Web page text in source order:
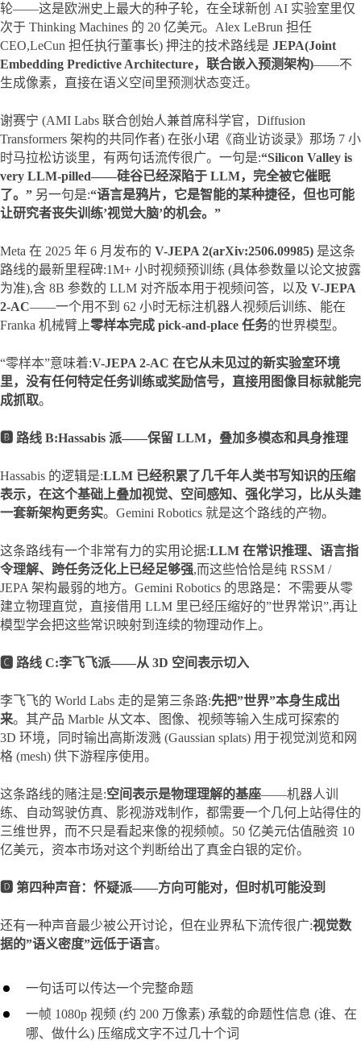
轮——这是欧洲史上最大的种子轮，在全球新创 AI 实验室里仅
次于 Thinking Machines 的 20 亿美元。Alex LeBrun 担任
CEO,LeCun 担任执行董事长) 押注的技术路线是 JEPA(Joint
Embedding Predictive Architecture，联合嵌入预测架构)——不
生成像素，直接在语义空间里预测状态变迁。
谢赛宁 (AMI Labs 联合创始人兼首席科学官，Diffusion
Transformers 架构的共同作者) 在张小珺《商业访谈录》那场 7 小
时马拉松访谈里，有两句话流传很广。一句是:“Silicon Valley is
very LLM-pilled——硅谷已经深陷于 LLM，完全被它催眠
了。” 另一句是:“语言是鸦片，它是智能的某种捷径，但也可能
让研究者丧失训练’视觉大脑’的机会。”
Meta 在 2025 年 6 月发布的 V-JEPA 2(arXiv:2506.09985) 是这条
路线的最新里程碑:1M+ 小时视频预训练 (具体参数量以论文披露
为准),含 8B 参数的 LLM 对齐版本用于视频问答，以及 V-JEPA
2-AC——一个用不到 62 小时无标注机器人视频后训练、能在
Franka 机械臂上零样本完成 pick-and-place 任务的世界模型。
“零样本”意味着:V-JEPA 2-AC 在它从未见过的新实验室环境
里，没有任何特定任务训练或奖励信号，直接用图像目标就能完
成抓取。
🅱️ 路线 B:Hassabis 派——保留 LLM，叠加多模态和具身推理
Hassabis 的逻辑是:LLM 已经积累了几千年人类书写知识的压缩
表示，在这个基础上叠加视觉、空间感知、强化学习，比从头建
一套新架构更务实。Gemini Robotics 就是这个路线的产物。
这条路线有一个非常有力的实用论据:LLM 在常识推理、语言指
令理解、跨任务泛化上已经足够强,而这些恰恰是纯 RSSM /
JEPA 架构最弱的地方。Gemini Robotics 的思路是：不需要从零
建立物理直觉，直接借用 LLM 里已经压缩好的”世界常识”,再让
模型学会把这些常识映射到连续的物理动作上。
🅲 路线 C:李飞飞派——从 3D 空间表示切入
李飞飞的 World Labs 走的是第三条路:先把”世界”本身生成出
来。其产品 Marble 从文本、图像、视频等输入生成可探索的
3D 环境，同时输出高斯泼溅 (Gaussian splats) 用于视觉浏览和网
格 (mesh) 供下游程序使用。
这条路线的赌注是:空间表示是物理理解的基座——机器人训
练、自动驾驶仿真、影视游戏制作，都需要一个几何上站得住的
三维世界，而不只是看起来像的视频帧。50 亿美元估值融资 10
亿美元，资本市场对这个判断给出了真金白银的定价。
🅳 第四种声音：怀疑派——方向可能对，但时机可能没到
还有一种声音最少被公开讨论，但在业界私下流传很广:视觉数
据的”语义密度”远低于语言。
一句话可以传达一个完整命题
一帧 1080p 视频 (约 200 万像素) 承载的命题性信息 (谁、在
哪、做什么) 压缩成文字不过几十个词